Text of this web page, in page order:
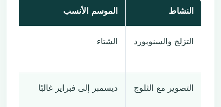
النشاط الموسم الأنسب
التزلج والسنوبورد الشتاء
التصوير مع الثلوج ديسمبر إلى فبراير غالبًا